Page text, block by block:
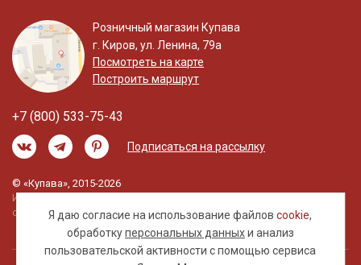
Я даю согласие на использование файловcookie,
обработкуперсональных данныхи анализ
пользовательской активности с помощью сервиса
Розничный магазин Купава
г. Киров, ул. Ленина, 79а
Посмотреть на карте
Построить маршрут
+7 (800) 533-75-43
Подписаться на рассылку
© «Купава», 2015-2026
Информация на сайте не является публичной
офертой.